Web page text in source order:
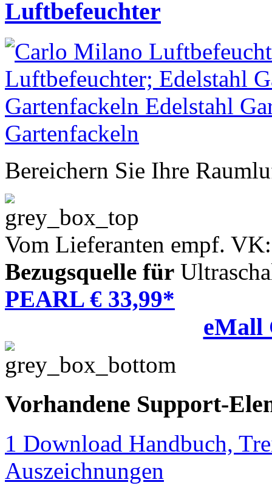
Luftbefeuchter
Bereichern Sie Ihre
Vom Lieferanten empf.
Bezugsquelle für
PEARL € 33,99*
eMall
Vorhandene Support-
1 Download Handbuch,
Auszeichnungen